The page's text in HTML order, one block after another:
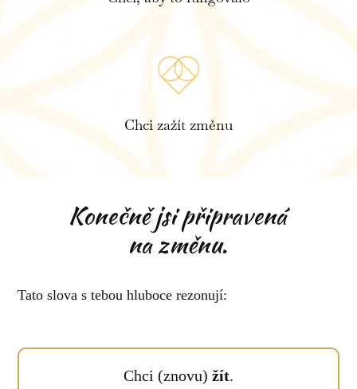
Chci zažít změnu
Konečně jsi připravená
na změnu.
Tato slova s tebou hluboce rezonují:
Chci (znovu) žít.